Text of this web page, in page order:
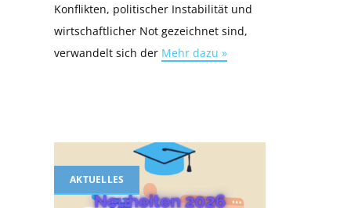
Konflikten, politischer Instabilität und
wirtschaftlicher Not gezeichnet sind,
verwandelt sich der Mehr dazu »
AKTUELLES